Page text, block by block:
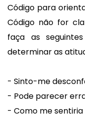
Código para
Código não for
faça as
determinar as
- Sinto-me
- Pode parecer
- Como me sentiria